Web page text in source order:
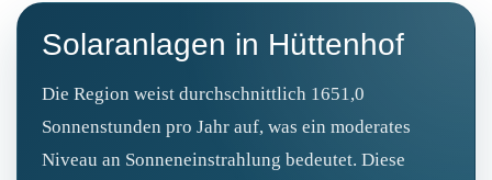
Solaranlagen in Hüttenhof
Die Region weist durchschnittlich 1651,0
Sonnenstunden pro Jahr auf, was ein moderates
Niveau an Sonneneinstrahlung bedeutet. Diese